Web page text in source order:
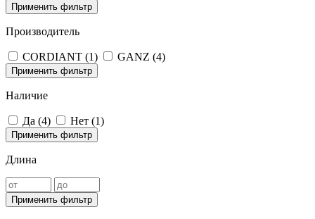
Применить фильтр
Производитель
CORDIANT (1) GANZ (4)
Применить фильтр
Наличие
Да (4) Нет (1)
Применить фильтр
Длина
Применить фильтр